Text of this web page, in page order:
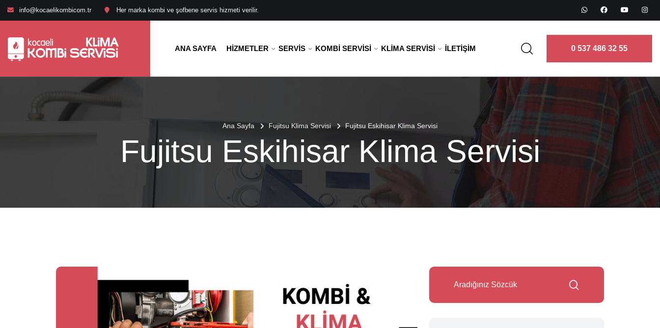
info@kocaelikombicom.tr Her marka kombi ve şofbene servis hizmeti verilir.
ANA SAYFA HIZMETLER SERVIS KOMBI SERVISI KLIMA SERVISI İLETIŞIM 0 537 486 32 55
Ana Sayfa Fujitsu Klima Servisi Fujitsu Eskihisar Klima Servisi
Fujitsu Eskihisar Klima Servisi